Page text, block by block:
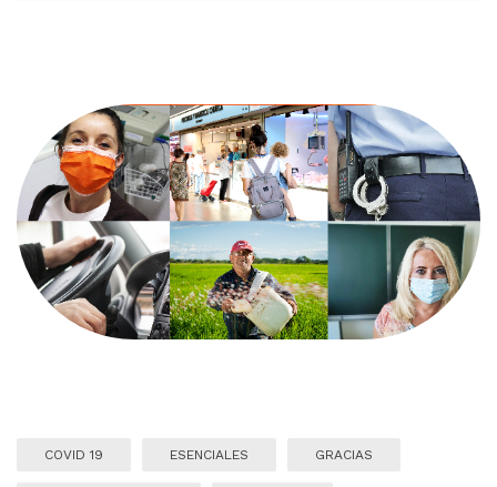
COVID 19 ESENCIALES GRACIAS